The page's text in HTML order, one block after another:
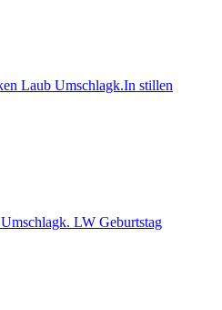
Umschlagk.In stillen
Umschlagk. LW Geburtstag